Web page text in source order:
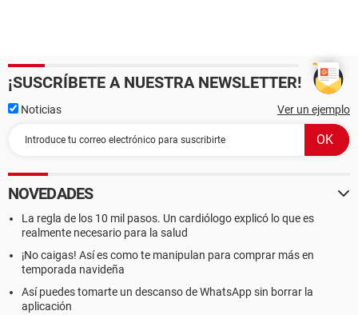
¡SUSCRÍBETE A NUESTRA NEWSLETTER!
Noticias Ver un ejemplo
NOVEDADES
La regla de los 10 mil pasos. Un cardiólogo explicó lo que es
realmente necesario para la salud
¡No caigas! Así es como te manipulan para comprar más en
temporada navideña
Así puedes tomarte un descanso de WhatsApp sin borrar la
aplicación